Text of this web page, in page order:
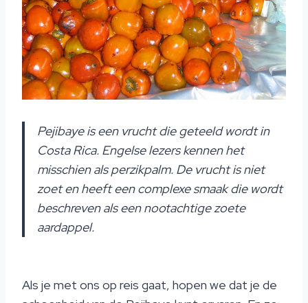
Pejibaye is een vrucht die geteeld wordt in
Costa Rica. Engelse lezers kennen het
misschien als perzikpalm. De vrucht is niet
zoet en heeft een complexe smaak die wordt
beschreven als een nootachtige zoete
aardappel.
Als je met ons op reis gaat, hopen we dat je de